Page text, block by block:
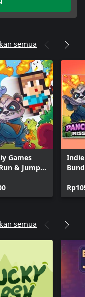
semua
Games
& Jump
Boned
semua